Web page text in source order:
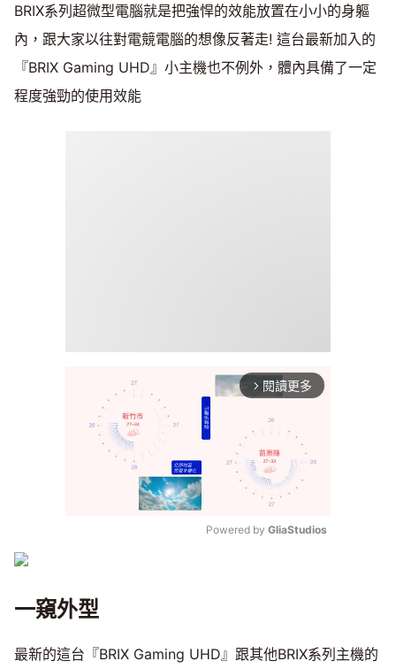
BRIX系列超微型電腦就是把強悍的效能放置在小小的身軀
內，跟大家以往對電競電腦的想像反著走! 這台最新加入的
『BRIX Gaming UHD』小主機也不例外，體內具備了一定
程度強勁的使用效能
arrow_forward_ios 閱讀更多
Powered by GliaStudios
一窺外型
最新的這台『BRIX Gaming UHD』跟其他BRIX系列主機的